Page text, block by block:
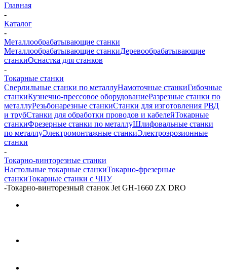
Главная
-
Каталог
-
Металлообрабатывающие станки
Металлообрабатывающие станкиДеревообрабатывающие
станкиОснастка для станков
-
Токарные станки
Сверлильные станки по металлуНамоточные станкиГибочные
станкиКузнечно-прессовое оборудованиеРазрезные станки по
металлуРезьбонарезные станкиСтанки для изготовления РВД
и трубСтанки для обработки проводов и кабелейТокарные
станкиФрезерные станки по металлуШлифовальные станки
по металлуЭлектромонтажные станкиЭлектроэрозионные
станки
-
Токарно-винторезные станки
Настольные токарные станкиТокарно-фрезерные
станкиТокарные станки с ЧПУ
-Токарно-винторезный станок Jet GH-1660 ZX DRO